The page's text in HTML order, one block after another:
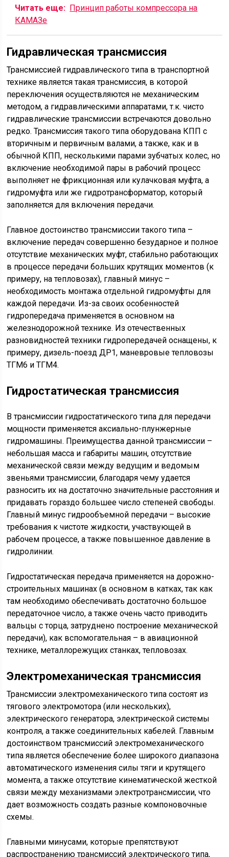
Читать еще: Принцип работы компрессора на
КАМАЗе
Гидравлическая трансмиссия
Трансмиссией гидравлического типа в транспортной
технике является такая транс­мис­сия, в которой
переключения осуществляются не механическим
методом, а гид­рав­ли­чес­ки­ми аппаратами, т.к. чисто
гидравлические трансмиссии встречаются довольно
редко. Трансмиссия такого типа оборудована КПП с
вторичным и первичным валами, а также, как и в
обычной КПП, несколькими парами зубчатых колес, но
включение необходимой пары в рабочий процесс
выполняет не фрикционная или кулачковая муфта, а
гидромуфта или же гидротрансформатор, который
заполняется для включения передачи.
Главное достоинство трансмиссии такого типа –
включение передач совершенно безударное и полное
отсутствие механических муфт, стабильно работающих
в процессе передачи больших крутящих мо­мен­тов (к
примеру, на тепловозах), главный минус –
необходимость монтажа отдельной гидромуфты для
каждой передачи. Из-за своих особенностей
гидропередача применяется в основном на
железнодорожной технике. Из отечественных
разновидностей техники гид­ро­пе­ре­да­чей оснащены, к
примеру, дизель-поезд ДР1, маневровые тепловозы
ТГМ6 и ТГМ4.
Гидростатическая трансмиссия
В трансмиссии гидростатического типа для передачи
мощности применяется ак­си­аль­но-плунжерные
гидромашины. Преимущества данной трансмиссии –
небольшая масса и габариты машин, отсутствие
механической связи между ведущим и ведомым
звеньями трансмиссии, благодаря чему удается
разносить их на достаточно значительные расстояния и
придавать гораздо большее число степеней свободы.
Главный минус гидрообъемной передачи – высокие
требования к чистоте жидкости, участвующей в
рабочем процессе, а также повышенное давление в
гидролинии.
Гидростатическая передача применяется на дорожно-
строительных машинах (в основном в катках, так как
там необходимо обеспечивать достаточно большое
передаточное число, а также очень часто приводить
вальцы с торца, затруднено построение механической
передачи), как вспомогательная – в авиационной
технике, металлорежущих станках, теп­ло­во­зах.
Электромеханическая трансмиссия
Трансмиссии электромеханического типа состоят из
тягового электромотора (или нескольких),
электрического генератора, электрической системы
контроля, а также со­е­ди­ни­тель­ных кабелей. Главным
достоинством трансмиссий электромеханического
типа яв­ля­ет­ся обеспечение более широкого диапазона
автоматического изменения силы тяги и крутящего
момента, а также отсутствие кинематической жесткой
связи между механизмами электротрансмиссии, что
дает возможность создать разные компоновочные
схемы.
Главными минусами, которые препятствуют
распространению трансмиссий элект­ри­чес­ко­го типа,